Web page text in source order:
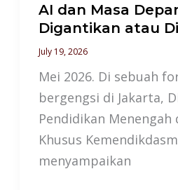
AI dan Masa
Digantikan atau
July 19, 2026
Mei 2026. Di sebuah
bergengsi di Jakarta,
Pendidikan Menengah
Khusus
menyampaikan